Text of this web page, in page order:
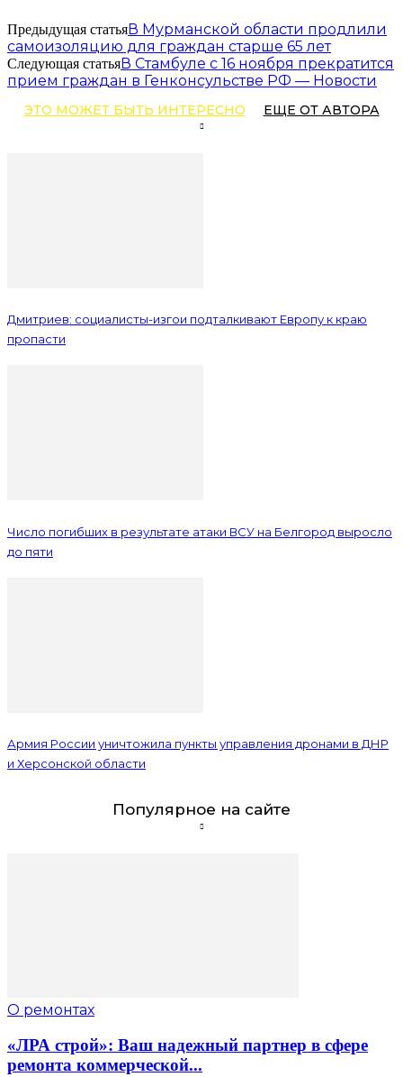
Предыдущая статьяВ Мурманской области продлили
самоизоляцию для граждан старше 65 лет
Следующая статьяВ Стамбуле с 16 ноября прекратится
прием граждан в Генконсульстве РФ — Новости
ЭТО МОЖЕТ БЫТЬ ИНТЕРЕСНО ЕЩЕ ОТ АВТОРА
Дмитриев: социалисты-изгои подталкивают Европу к краю
пропасти
Число погибших в результате атаки ВСУ на Белгород выросло
до пяти
Армия России уничтожила пункты управления дронами в ДНР
и Херсонской области
Популярное на сайте
О ремонтах
«ЛРА строй»: Ваш надежный партнер в сфере
ремонта коммерческой...